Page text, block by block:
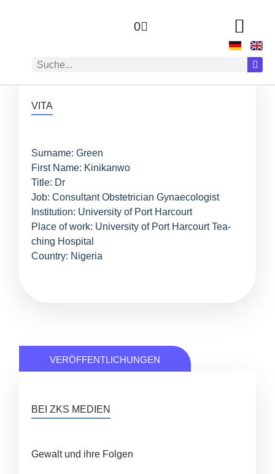
0
VITA
Sur­na­me: Green
First Name: Kini­kan­wo
Tit­le: Dr
Job: Con­sul­tant Obstetri­ci­an Gynae­co­lo­gist
Insti­tu­ti­on: Uni­ver­si­ty of Port Har­court
Place of work: Uni­ver­si­ty of Port Har­court Tea­
ching Hos­pi­tal
Coun­try: Nigeria
VERÖFFENTLICHUNGEN
BEI ZKS MEDIEN
Gewalt und ihre Folgen